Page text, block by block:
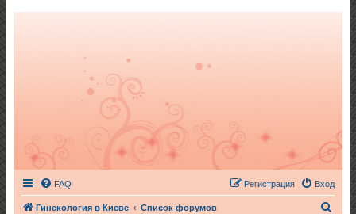
FAQ Вход
Регистрация
Гинекология в Киеве Список форумов